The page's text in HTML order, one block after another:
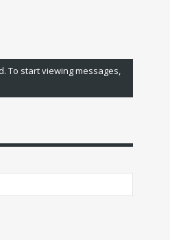
To start viewing messages,